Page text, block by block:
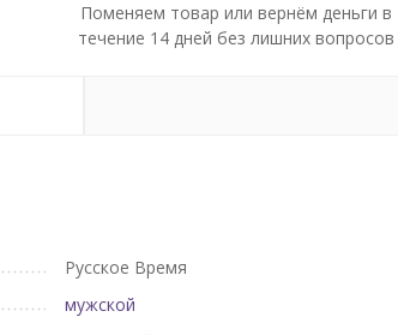
Поменяем товар или вернём деньги в
течение 14 дней без лишних вопросов
Русское Время
мужской